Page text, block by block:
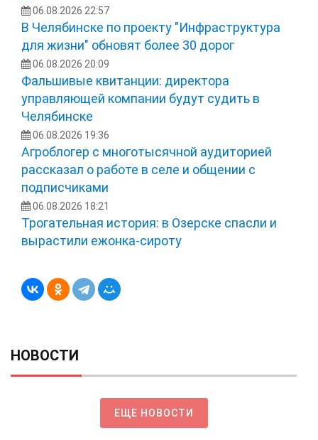
06.08.2026 22:57
В Челябинске по проекту "Инфраструктура
для жизни" обновят более 30 дорог
06.08.2026 20:09
Фальшивые квитанции: директора
управляющей компании будут судить в
Челябинске
06.08.2026 19:36
Агроблогер с многотысячной аудиторией
рассказал о работе в селе и общении с
подписчиками
06.08.2026 18:21
Трогательная история: в Озерске спасли и
вырастили ежонка‑сироту
НОВОСТИ
ЕЩЕ НОВОСТИ